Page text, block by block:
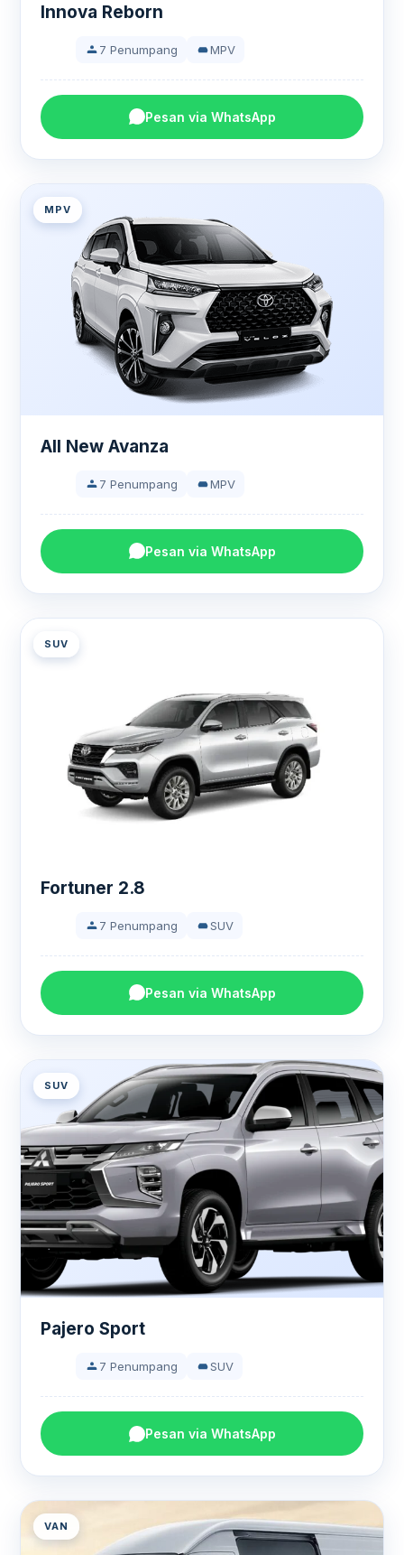
Innova Reborn
7 Penumpang MPV
Pesan via WhatsApp
MPV
All New Avanza
7 Penumpang MPV
Pesan via WhatsApp
SUV
Fortuner 2.8
7 Penumpang SUV
Pesan via WhatsApp
SUV
Pajero Sport
7 Penumpang SUV
Pesan via WhatsApp
VAN